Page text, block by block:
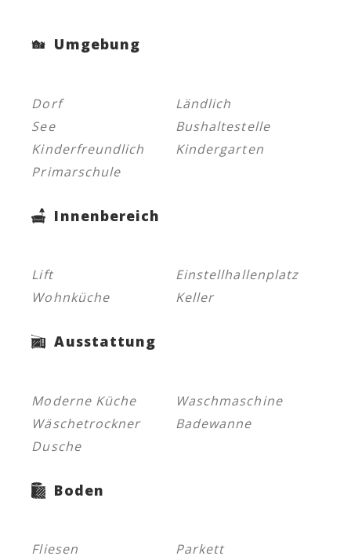
Umgebung
Dorf
Ländlich
See
Bushaltestelle
Kinderfreundlich
Kindergarten
Primarschule
Innenbereich
Lift
Einstellhallenplatz
Wohnküche
Keller
Ausstattung
Moderne Küche
Waschmaschine
Wäschetrockner
Badewanne
Dusche
Boden
Fliesen Parkett